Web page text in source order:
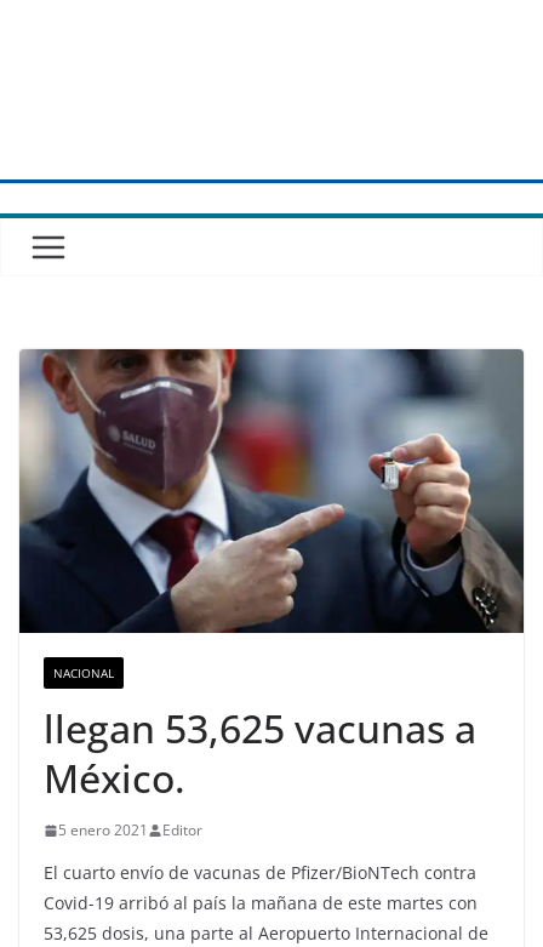
NACIONAL
llegan 53,625 vacunas a
México.
5 enero 2021 Editor
El cuarto envío de vacunas de Pfizer/BioNTech contra
Covid-19 arribó al país la mañana de este martes con
53,625 dosis, una parte al Aeropuerto Internacional de